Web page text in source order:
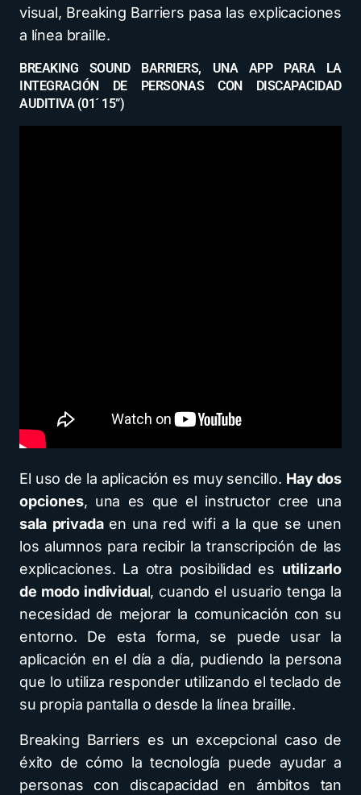
visual, Breaking Barriers pasa las explicaciones
a línea braille.
BREAKING SOUND BARRIERS, UNA APP PARA LA
INTEGRACIÓN DE PERSONAS CON DISCAPACIDAD
AUDITIVA (01´ 15”)
El uso de la aplicación es muy sencillo. Hay dos
opciones, una es que el instructor cree una
sala privada en una red wifi a la que se unen
los alumnos para recibir la transcripción de las
explicaciones. La otra posibilidad es utilizarlo
de modo individual, cuando el usuario tenga la
necesidad de mejorar la comunicación con su
entorno. De esta forma, se puede usar la
aplicación en el día a día, pudiendo la persona
que lo utiliza responder utilizando el teclado de
su propia pantalla o desde la línea braille.
Breaking Barriers es un excepcional caso de
éxito de cómo la tecnología puede ayudar a
personas con discapacidad en ámbitos tan